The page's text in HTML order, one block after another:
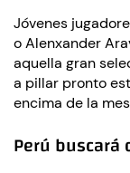
Jóvenes
o Alenxander
aquella gran
a pillar pronto
encima de la
Perú buscará